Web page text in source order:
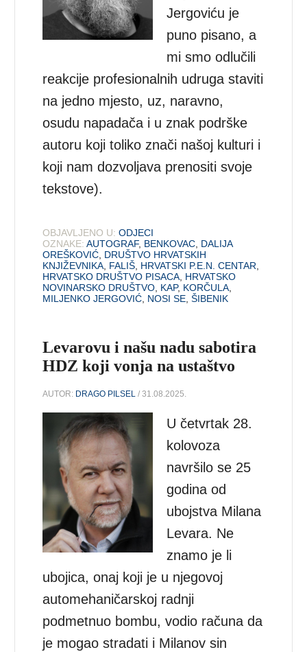
Jergoviću je
puno pisano, a
mi smo odlučili
reakcije profesionalnih udruga staviti
na jedno mjesto, uz, naravno,
osudu napadača i u znak podrške
autoru koji toliko znači našoj kulturi i
koji nam dozvoljava prenositi svoje
tekstove).
OBJAVLJENO U: ODJECI
OZNAKE: AUTOGRAF, BENKOVAC, DALIJA
OREŠKOVIĆ, DRUŠTVO HRVATSKIH
KNJIŽEVNIKA, FALIŠ, HRVATSKI P.E.N. CENTAR,
HRVATSKO DRUŠTVO PISACA, HRVATSKO
NOVINARSKO DRUŠTVO, KAP, KORČULA,
MILJENKO JERGOVIĆ, NOSI SE,ŠIBENIK
Levarovu i našu nadu sabotira
HDZ koji vonja na ustaštvo
AUTOR: DRAGO PILSEL / 31.08.2025.
U četvrtak 28.
kolovoza
navršilo se 25
godina od
ubojstva Milana
Levara. Ne
znamo je li
ubojica, onaj koji je u njegovoj
automehaničarskoj radnji
podmetnuo bombu, vodio računa da
je mogao stradati i Milanov sin